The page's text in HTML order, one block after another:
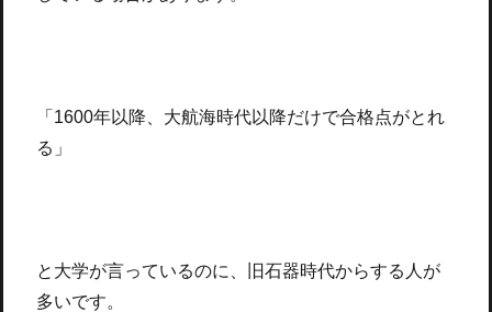
「1600年以降、大航海時代以降だけで合格点がとれ
る」
と大学が言っているのに、旧石器時代からする人が
多いです。